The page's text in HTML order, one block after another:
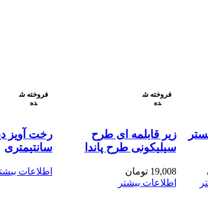
فروخته ش
ده
زیر قابلمه ای طرح
سیلیکونی طرح پاندا
19,008 تومان
اطلاعات بیشتر
فروخته ش
ده
رخت آویز
سانتیمتری
اطلاعات